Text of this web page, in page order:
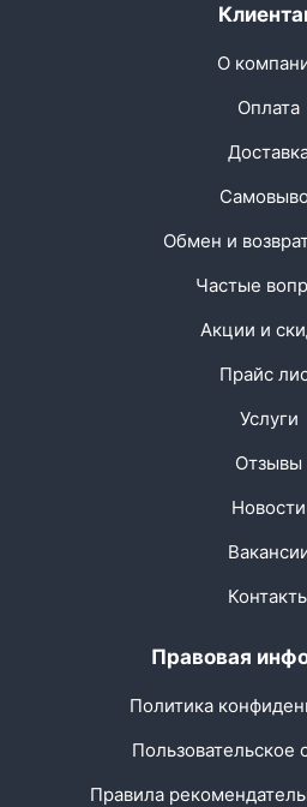
О
Оплата
Обмен и
Частые
Акции и
Прайс
Услуги
Отзывы
Новости
Правовая
Политика
Пользовательское
Правила